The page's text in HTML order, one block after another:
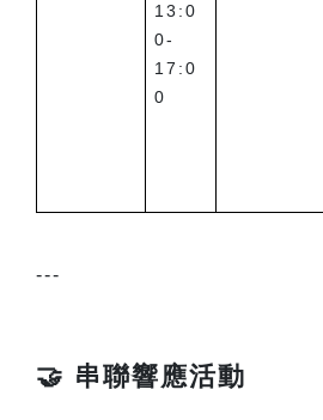
13:0
0-
17:0
0
---
🤝 串聯響應活動